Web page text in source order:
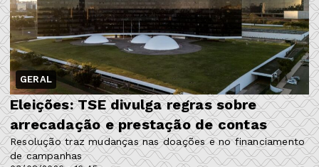
GERAL
Eleições: TSE divulga regras sobre
arrecadação e prestação de contas
Resolução traz mudanças nas doações e no financiamento
de campanhas